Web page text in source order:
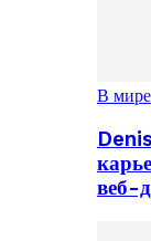
В мире
веб-